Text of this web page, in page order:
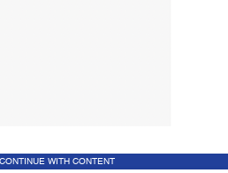
WITH CONTENT